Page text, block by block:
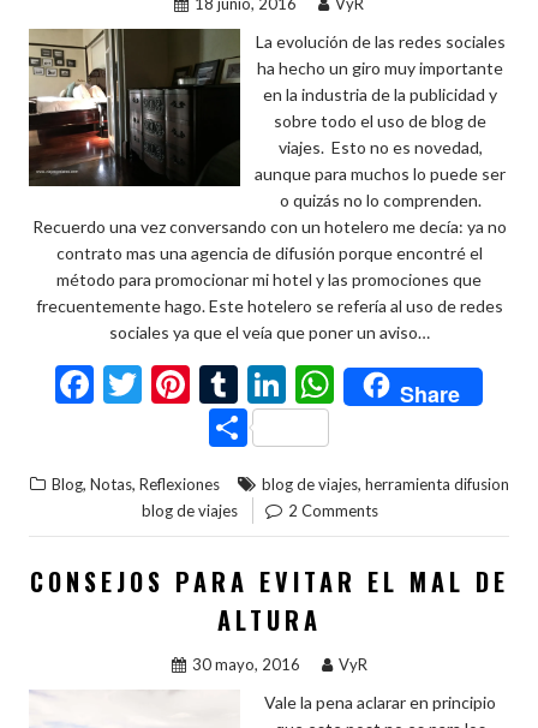
La evolución de las redes sociales
ha hecho un giro muy importante
en la industria de la publicidad y
sobre todo el uso de blog de
viajes. Esto no es novedad,
aunque para muchos lo puede ser
o quizás no lo comprenden.
Recuerdo una vez conversando con un hotelero me decía: ya no
contrato mas una agencia de difusión porque encontré el
método para promocionar mi hotel y las promociones que
frecuentemente hago. Este hotelero se refería al uso de redes
sociales ya que el veía que poner un aviso…
F
b
o
o
T
er
Pi
nt
er
es
t
T
u
m
bl
r
Li
n
ke
dI
n
W
h
s
A
p
Share
C
o
m
p
ar
ti
r
Blog, Notas, Reflexiones blog de viajes, herramienta difusion
blog de viajes
2 Comments
CONSEJOS PARA EVITAR EL MAL DE
ALTURA
30 mayo, 2016 VyR
Vale la pena aclarar en principio